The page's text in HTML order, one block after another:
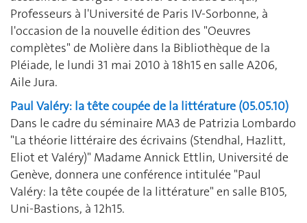
Professeurs à l'Université de Paris IV-Sorbonne, à
l'occasion de la nouvelle édition des "Oeuvres
complètes" de Molière dans la Bibliothèque de la
Pléiade, le lundi 31 mai 2010 à 18h15 en salle A206,
Aile Jura.
Paul Valéry: la tête coupée de la littérature (05.05.10)
Dans le cadre du séminaire MA3 de Patrizia Lombardo
"La théorie littéraire des écrivains (Stendhal, Hazlitt,
Eliot et Valéry)" Madame Annick Ettlin, Université de
Genève, donnera une conférence intitulée "Paul
Valéry: la tête coupée de la littérature" en salle B105,
Uni-Bastions, à 12h15.